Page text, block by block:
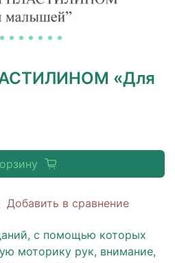
«Для
Добавить в сравнение
с помощью которых
моторику рук, внимание,